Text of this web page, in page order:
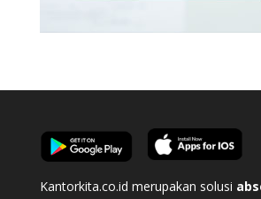
Kantorkita.co.id merupakan solusi